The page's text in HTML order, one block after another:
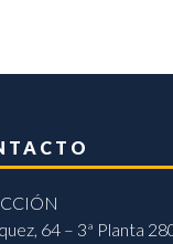
64 – 3ª Planta